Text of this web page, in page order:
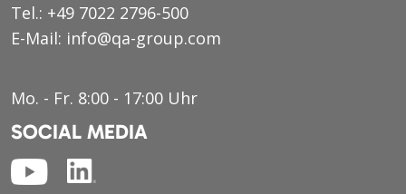
Tel.: +49 7022 2796-500
E-Mail: info@qa-group.com
Mo. - Fr. 8:00 - 17:00 Uhr
SOCIAL MEDIA